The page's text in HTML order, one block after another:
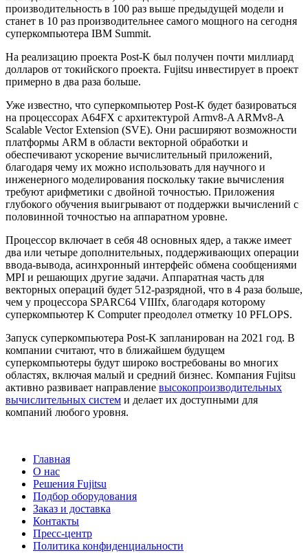
производительность в 100 раз выше предыдущей модели и
станет в 10 раз производительнее самого мощного на сегодня
суперкомпьютера IBM Summit.
На реализацию проекта Post-K был получен почти миллиард
долларов от токийского проекта. Fujitsu инвестирует в проект
примерно в два раза больше.
Уже известно, что суперкомпьютер Post-K будет базироваться
на процессорах A64FX с архитектурой Armv8-A ARMv8-A
Scalable Vector Extension (SVE). Они расширяют возможности
платформы ARM в области векторной обработки и
обеспечивают ускорение вычислительный приложений,
благодаря чему их можно использовать для научного и
инженерного моделирования поскольку такие вычисления
требуют арифметики с двойной точностью. Приложения
глубокого обучения выигрывают от поддержки вычислений с
половинной точностью на аппаратном уровне.
Процессор включает в себя 48 основных ядер, а также имеет
два или четыре дополнительных, поддерживающих операции
ввода-вывода, асинхронный интерфейс обмена сообщениями
MPI и решающих другие задачи. Аппаратная часть для
векторных операций будет 512-разрядной, что в 4 раза больше,
чем у процессора SPARC64 VIIIfx, благодаря которому
суперкомпьютер K Computer преодолел отметку 10 PFLOPS.
Запуск суперкомпьютера Post-K запланирован на 2021 год. В
компании считают, что в ближайшем будущем
суперкомпьютеры будут широко востребованы во многих
областях, включая малый и средний бизнес. Компания Fujitsu
активно развивает направление высокопроизводительных
вычислительных систем и делает их доступными для
компаний любого уровня.
Главная
О нас
Решения Fujitsu
Подбор оборудования
Заказ и доставка
Контакты
Пресс-центр
Политика конфиденциальности